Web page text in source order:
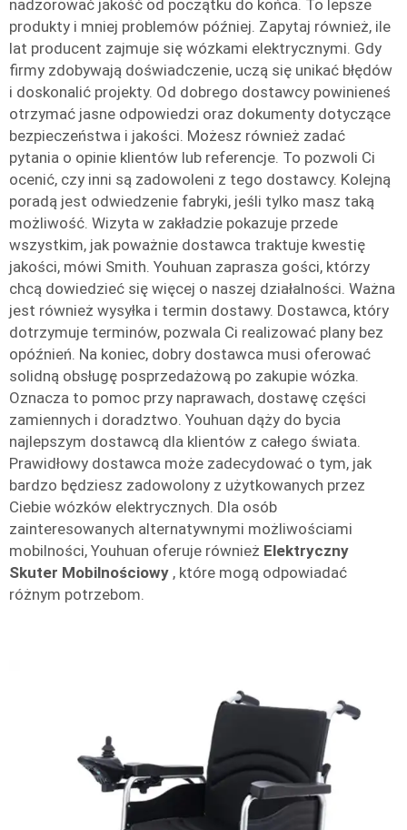
nadzorować jakość od początku do końca. To lepsze
produkty i mniej problemów później. Zapytaj również, ile
lat producent zajmuje się wózkami elektrycznymi. Gdy
firmy zdobywają doświadczenie, uczą się unikać błędów
i doskonalić projekty. Od dobrego dostawcy powinieneś
otrzymać jasne odpowiedzi oraz dokumenty dotyczące
bezpieczeństwa i jakości. Możesz również zadać
pytania o opinie klientów lub referencje. To pozwoli Ci
ocenić, czy inni są zadowoleni z tego dostawcy. Kolejną
poradą jest odwiedzenie fabryki, jeśli tylko masz taką
możliwość. Wizyta w zakładzie pokazuje przede
wszystkim, jak poważnie dostawca traktuje kwestię
jakości, mówi Smith. Youhuan zaprasza gości, którzy
chcą dowiedzieć się więcej o naszej działalności. Ważna
jest również wysyłka i termin dostawy. Dostawca, który
dotrzymuje terminów, pozwala Ci realizować plany bez
opóźnień. Na koniec, dobry dostawca musi oferować
solidną obsługę posprzedażową po zakupie wózka.
Oznacza to pomoc przy naprawach, dostawę części
zamiennych i doradztwo. Youhuan dąży do bycia
najlepszym dostawcą dla klientów z całego świata.
Prawidłowy dostawca może zadecydować o tym, jak
bardzo będziesz zadowolony z użytkowanych przez
Ciebie wózków elektrycznych. Dla osób
zainteresowanych alternatywnymi możliwościami
mobilności, Youhuan oferuje również Elektryczny
Skuter Mobilnościowy , które mogą odpowiadać
różnym potrzebom.